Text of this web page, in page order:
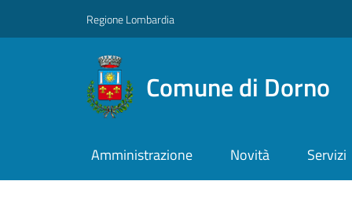
Regione Lombardia
Comune di Dorno
Amministrazione Novità Servizi